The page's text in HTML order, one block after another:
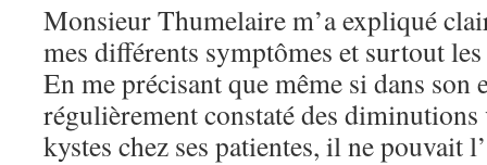
Monsieur Thumelaire m’a expliqué
mes différents symptômes et surtout
En me précisant que même si dans son
régulièrement constaté des
kystes chez ses patientes, il ne pouvait